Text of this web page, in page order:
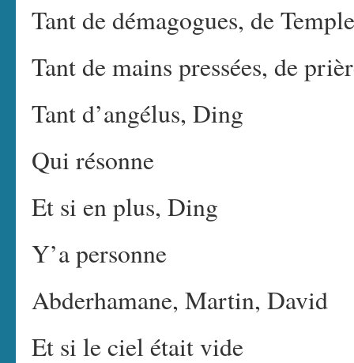
Tant de démagogues, de
Tant de mains pressées, de
Tant d’angélus, Ding
Qui résonne
Et si en plus, Ding
Y’a personne
Abderhamane, Martin, David
Et si le ciel était vide